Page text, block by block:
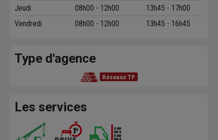
Jeudi
08h00 - 12h00
13h45 - 17h00
Vendredi
08h00 - 12h00 13h45 - 16h45
Type d'agence
Réseaux TP
Les services